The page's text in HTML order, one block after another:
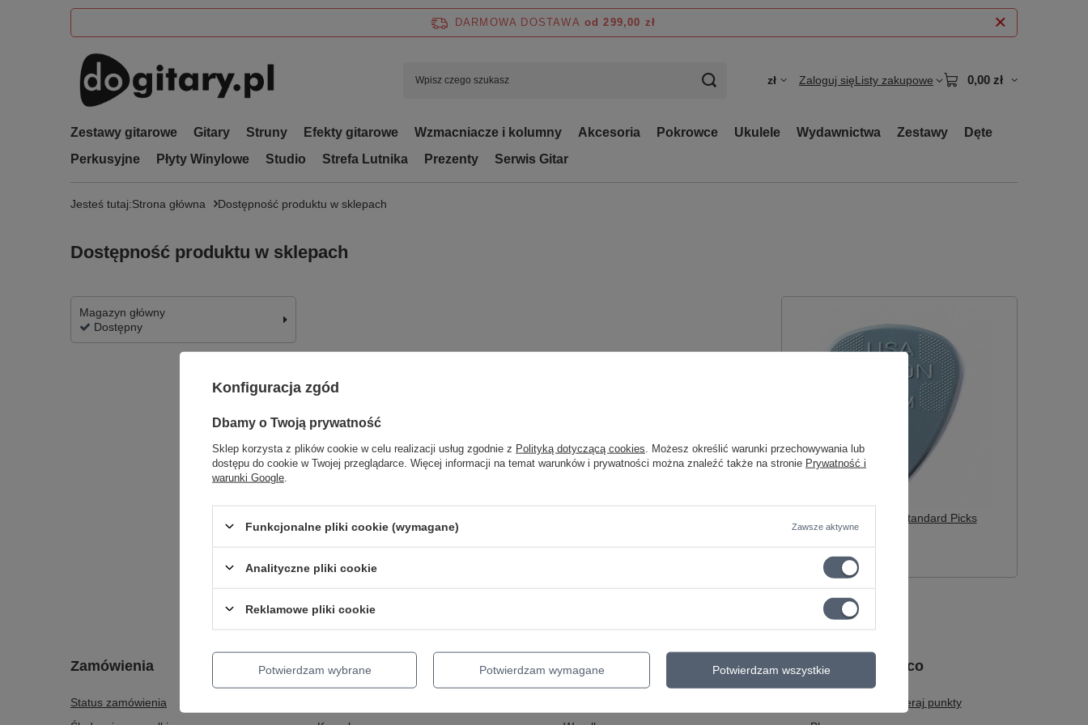
DARMOWA DOSTAWA od 299,00 zł
zł Zaloguj sięListy zakupowe 0,00 zł
Zestawy gitarowe Gitary Struny Efekty gitarowe Wzmacniacze i kolumny Akcesoria Pokrowce Ukulele Wydawnictwa Zestawy
Dęte
Perkusyjne
Płyty Winylowe Studio Strefa Lutnika Prezenty Serwis Gitar
Jesteś tutaj:Strona główna Dostępność produktu w sklepach
Dostępność produktu w sklepach
Dunlop 44P.88 Nylon Standard Picks
0.88mm
2,92 zł
Magazyn główny
Dostępny
Zamówienia
Status zamówienia
Konto Regulaminy Bądź na bieżąco
Dogitary Club - zbieraj punkty
Konfiguracja zgód
Dbamy o Twoją prywatność
Sklep korzysta z plików cookie w celu realizacji usług zgodnie z Polityką dotyczącą cookies . Możesz określić warunki przechowywania lub
dostępu do cookie w Twojej przeglądarce. Więcej informacji na temat warunków i prywatności można znaleźć także na stronie Prywatność i
warunki Google
Funkcjonalne pliki cookie (wymagane) Zawsze aktywne
Analityczne pliki cookie
Reklamowe pliki cookie
Potwierdzam wybrane Potwierdzam wymagane Potwierdzam wszystkie